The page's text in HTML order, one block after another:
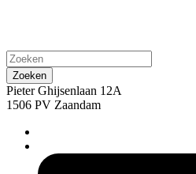
Pieter Ghijsenlaan 12A
1506 PV Zaandam